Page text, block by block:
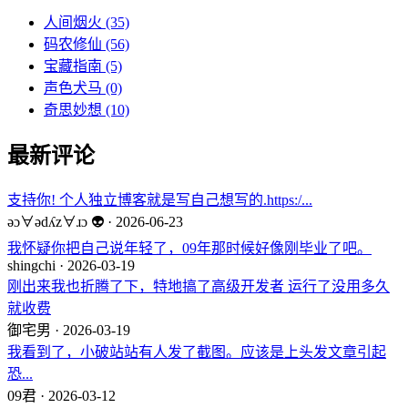
人间烟火 (35)
码农修仙 (56)
宝藏指南 (5)
声色犬马 (0)
奇思妙想 (10)
最新评论
支持你! 个人独立博客就是写自己想写的.https:/...
ǝɔ∀ǝdʎz∀ɹɔ 👽 · 2026-06-23
我怀疑你把自己说年轻了，09年那时候好像刚毕业了吧。
shingchi · 2026-03-19
刚出来我也折腾了下，特地搞了高级开发者 运行了没用多久
就收费
御宅男 · 2026-03-19
我看到了，小破站站有人发了截图。应该是上头发文章引起
恐...
09君 · 2026-03-12